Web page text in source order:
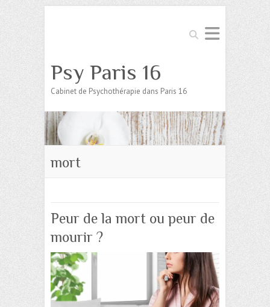
Search
Psy Paris 16
Cabinet de Psychothérapie dans Paris 16
mort
Peur de la mort ou peur de
mourir ?